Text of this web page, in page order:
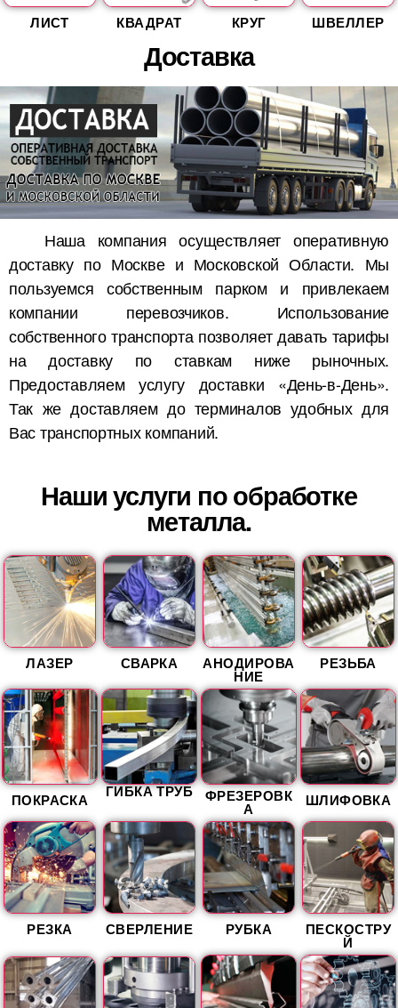
ЛИСТ КВАДРАТ КРУГ ШВЕЛЛЕР
Доставка
Наша компания осуществляет оперативную
доставку по Москве и Московской Области. Мы
пользуемся собственным парком и привлекаем
компании перевозчиков. Использование
собственного транспорта позволяет давать тарифы
на доставку по ставкам ниже рыночных.
Предоставляем услугу доставки «День-в-День».
Так же доставляем до терминалов удобных для
Вас транспортных компаний.
Наши услуги по обработке
металла.
ЛАЗЕР СВАРКА АНОДИРОВА
НИЕ
РЕЗЬБА
ПОКРАСКА ГИБКА ТРУБ ФРЕЗЕРОВК
А ШЛИФОВКА
РЕЗКА СВЕРЛЕНИЕ РУБКА ПЕСКОСТРУ
Й